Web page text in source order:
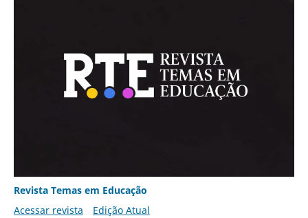
Revista Temas em Educação
Acessar revista
Edição Atual